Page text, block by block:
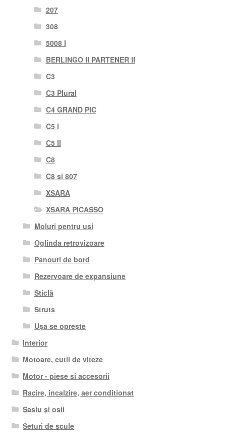
207
308
5008 I
BERLINGO II PARTENER II
C3
C3 Plural
C4 GRAND PIC
C5 I
C5 II
C8
C8 și 807
XSARA
XSARA PICASSO
Moluri pentru usi
Oglinda retrovizoare
Panouri de bord
Rezervoare de expansiune
Sticlă
Struts
Ușa se oprește
Interior
Motoare, cutii de viteze
Motor - piese si accesorii
Racire, incalzire, aer conditionat
Șasiu și osii
Seturi de scule